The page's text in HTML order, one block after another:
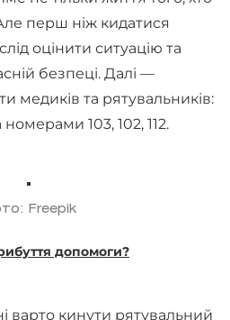
перш ніж кидатися
оцінити ситуацію та
безпеці. Далі —
медиків та рятувальників:
103, 102, 112.
Freepik
допомоги?
варто кинути рятувальний